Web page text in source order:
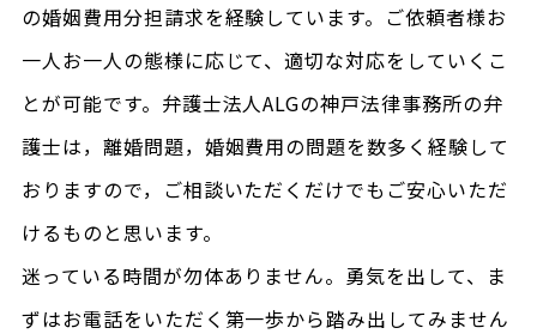
の婚姻費用分担請求を経験しています。ご依頼者様お
一人お一人の態様に応じて、適切な対応をしていくこ
とが可能です。弁護士法人ALGの神戸法律事務所の弁
護士は，離婚問題，婚姻費用の問題を数多く経験して
おりますので，ご相談いただくだけでもご安心いただ
けるものと思います。
迷っている時間が勿体ありません。勇気を出して、ま
ずはお電話をいただく第一歩から踏み出してみません